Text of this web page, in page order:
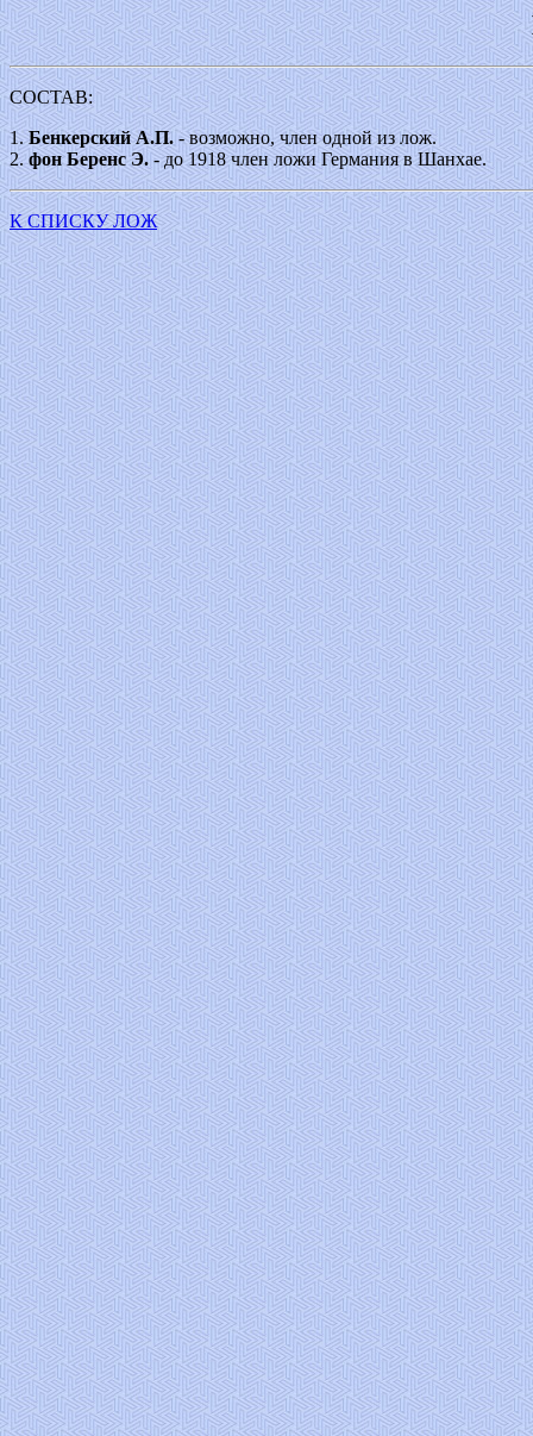
СОСТАВ:
1.Бенкерский А.П.- возможно, член одной из лож.
2.фон Беренс Э. - до 1918 член ложи Германия в Шанхае.
К СПИСКУ ЛОЖ